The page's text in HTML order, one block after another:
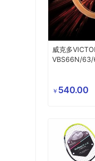
威克多
VBS66N/
￥ 540.00